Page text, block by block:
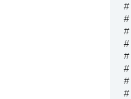
#
#
#
#
#
#
#
#